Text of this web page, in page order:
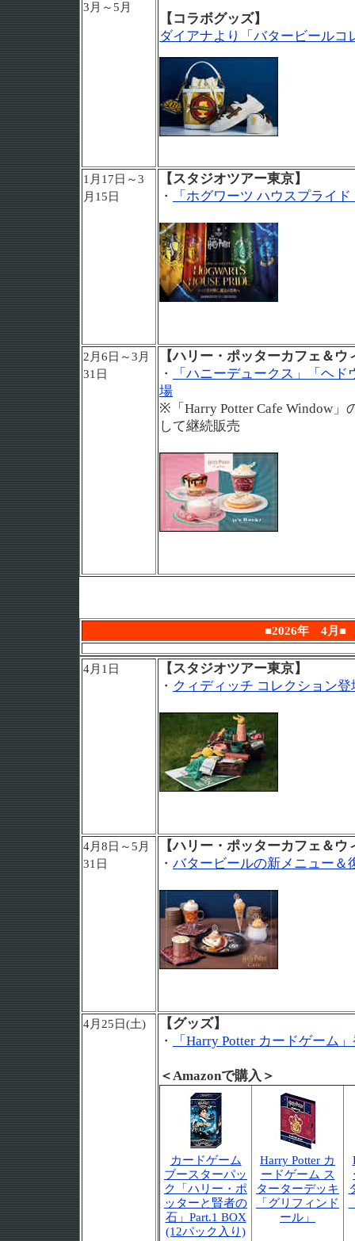
3月～5月
【コラボグッズ】
ダイアナより「バタービールコ
1月17日～3
月15日
【スタジオツアー東京】
・
「ホグワーツ ハウスプライ
2月6日～3月
31日
【ハリー・ポッターカフェ＆ウ
・
「ハニーデュークス」「ヘ
場
※「Harry Potter Cafe Window
して継続販売
■2026年 4月■
4月1日
【スタジオツアー東京】
・ クィディッチ コレクション登
4月8日～5月
31日
【ハリー・ポッターカフェ＆ウ
・ バタービールの新メニュー＆
4月25日(土)
【グッズ】
・
「Harry Potter カードゲーム
＜Amazonで購入＞
カードゲーム
ブースターパッ
ク「ハリー・ポ
ッターと賢者の
石」Part.1 BOX
(12パック入り)
Harry Potter カ
ードゲーム ス
ターターデッキ
「グリフィンド
ール」